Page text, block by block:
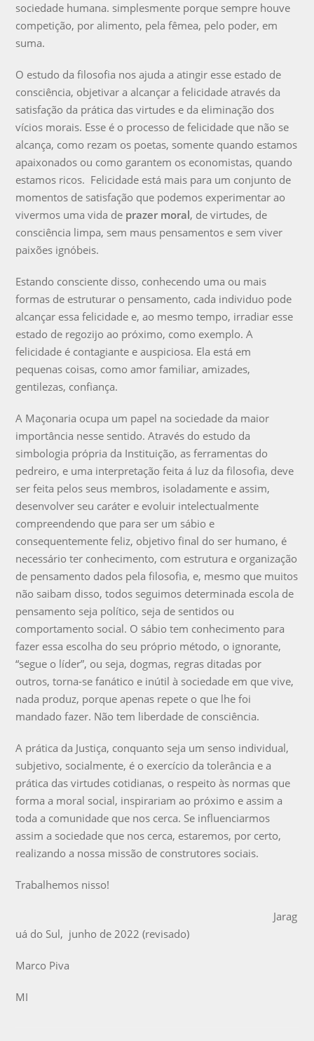
sociedade humana. simplesmente porque sempre houve
competição, por alimento, pela fêmea, pelo poder, em
suma.
O estudo da filosofia nos ajuda a atingir esse estado de
consciência, objetivar a alcançar a felicidade através da
satisfação da prática das virtudes e da eliminação dos
vícios morais. Esse é o processo de felicidade que não se
alcança, como rezam os poetas, somente quando estamos
apaixonados ou como garantem os economistas, quando
estamos ricos. Felicidade está mais para um conjunto de
momentos de satisfação que podemos experimentar ao
vivermos uma vida de prazer moral, de virtudes, de
consciência limpa, sem maus pensamentos e sem viver
paixões ignóbeis.
Estando consciente disso, conhecendo uma ou mais
formas de estruturar o pensamento, cada individuo pode
alcançar essa felicidade e, ao mesmo tempo, irradiar esse
estado de regozijo ao próximo, como exemplo. A
felicidade é contagiante e auspiciosa. Ela está em
pequenas coisas, como amor familiar, amizades,
gentilezas, confiança.
A Maçonaria ocupa um papel na sociedade da maior
importância nesse sentido. Através do estudo da
simbologia própria da Instituição, as ferramentas do
pedreiro, e uma interpretação feita á luz da filosofia, deve
ser feita pelos seus membros, isoladamente e assim,
desenvolver seu caráter e evoluir intelectualmente
compreendendo que para ser um sábio e
consequentemente feliz, objetivo final do ser humano, é
necessário ter conhecimento, com estrutura e organização
de pensamento dados pela filosofia, e, mesmo que muitos
não saibam disso, todos seguimos determinada escola de
pensamento seja político, seja de sentidos ou
comportamento social. O sábio tem conhecimento para
fazer essa escolha do seu próprio método, o ignorante,
“segue o líder”, ou seja, dogmas, regras ditadas por
outros, torna-se fanático e inútil à sociedade em que vive,
nada produz, porque apenas repete o que lhe foi
mandado fazer. Não tem liberdade de consciência.
A prática da Justiça, conquanto seja um senso individual,
subjetivo, socialmente, é o exercício da tolerância e a
prática das virtudes cotidianas, o respeito às normas que
forma a moral social, inspirariam ao próximo e assim a
toda a comunidade que nos cerca. Se influenciarmos
assim a sociedade que nos cerca, estaremos, por certo,
realizando a nossa missão de construtores sociais.
Trabalhemos nisso!
Jarag
uá do Sul, junho de 2022 (revisado)
Marco Piva
MI